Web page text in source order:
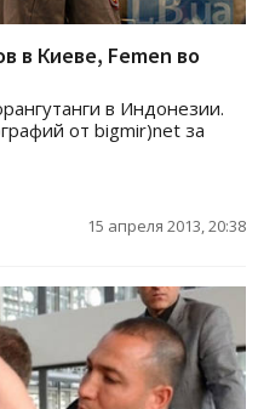
в Киеве, Femen во
в Индонезии.
от bigmir)net за
15 апреля 2013, 20:38